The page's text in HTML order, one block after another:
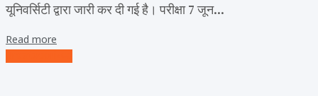
यूनिवर्सिटी द्वारा जारी कर दी गई है। परीक्षा 7 जून...
Read more